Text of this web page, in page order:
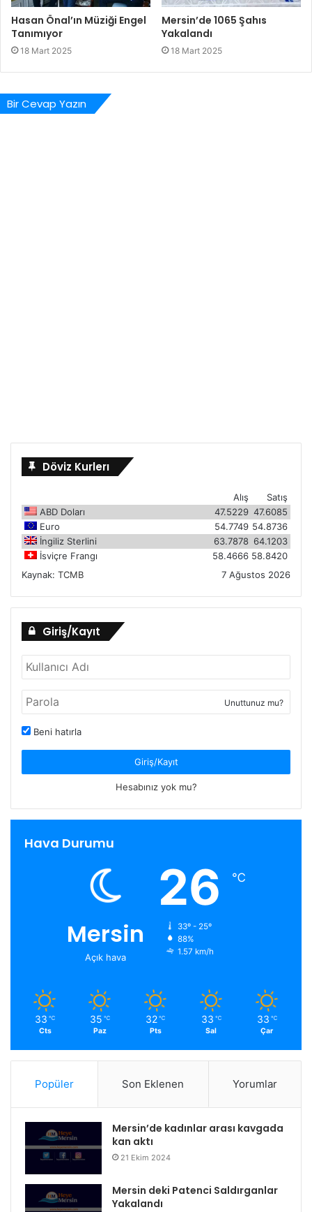
Hasan Önal’ın Müziği Engel
Tanımıyor
18 Mart 2025
Mersin’de 1065 Şahıs
Yakalandı
18 Mart 2025
Bir Cevap Yazın
Döviz Kurlerı
Satış
Alış
ABD Doları
47.6085
47.5229
Euro
54.8736
54.7749
İngiliz Sterlini
64.1203
63.7878
İsviçre Frangı
58.8420
58.4666
Kaynak: TCMB 7 Ağustos 2026
Giriş/Kayıt
Unuttunuz mu?
Beni hatırla
Giriş/Kayıt
Hesabınız yok mu?
Hava Durumu
Mersin
Açık hava
26 ℃
33º - 25º
88%
1.57 km/h
33 ℃
Cts
35 ℃
Paz
32 ℃
Pts
33 ℃
Sal
33 ℃
Çar
Popüler Son Eklenen Yorumlar
Mersin’de kadınlar arası kavgada
kan aktı
21 Ekim 2024
Mersin deki Patenci Saldırganlar
Yakalandı